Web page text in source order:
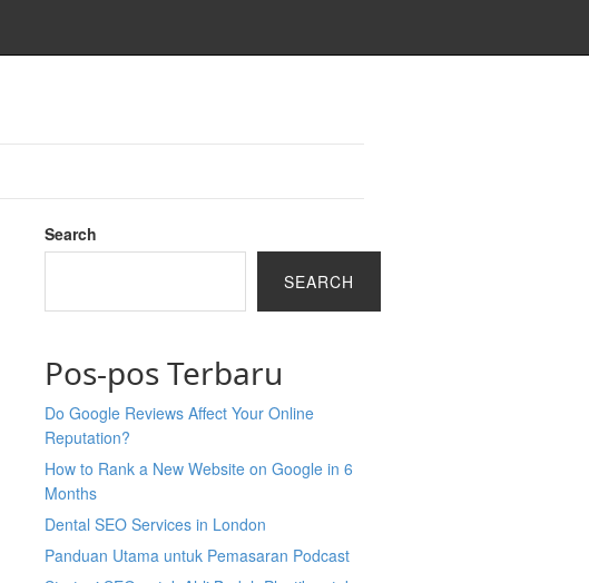
Search
SEARCH
Pos-pos Terbaru
Do Google Reviews Affect Your Online
Reputation?
How to Rank a New Website on Google in 6
Months
Dental SEO Services in London
Panduan Utama untuk Pemasaran Podcast